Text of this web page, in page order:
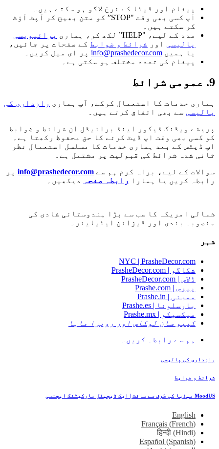
پیغام اور ڈیٹا کے نرخ لاگو ہو سکتے ہیں۔
آپ کسی بھی وقت "STOP” کو متن بھیج کر آپٹ آؤٹ
کر سکتے ہیں۔
مدد کے لیے، "HELP” لکھ کر، ہماری
پرائیویسی
پالیسی اور شرائط و ضوابط کے صفحات پر جائیں،
یا ہمیں info@prashedecor.com پر ای میل کریں۔
پیغام کی تعدد مختلف ہو سکتی ہے۔
9. عمومی شرائط
ہماری خدمات کا استعمال کرکے، آپ ہماری رازداری کی
پالیسی سے بھی اتفاق کرتے ہیں۔
پریشے ویڈنگ ڈیکور اینڈ برائیڈل ان شرائط و ضوابط
کو کسی بھی وقت اپ ڈیٹ کرنے کا حق محفوظ رکھتا ہے۔
اپ ڈیٹس کے بعد ہماری خدمات کا مسلسل استعمال نظر
ثانی شدہ شرائط کی قبولیت پر مشتمل ہے۔
سوالات کے لیے، براہ کرم ہم سے info@prashedecor.com پر
رابطہ کریں یا ہمارا
رابطہ صفحہ دیکھیں۔
شمالی امریکہ کا سب سے بڑا ہندوستانی شادی کی
منصوبہ بندی اور ڈیزائن ایٹیلیئر۔
شہر
NYC | PrasheDecor.com
شکاگو | PrasheDecor.com
ڈلاس | PrasheDecor.com
پیرس | Prashe.com
ممبئی | Prashe.in
بارسلونا | Prashe.es
میکسیکو | Prashe.mx
کیبو سان لوکاس اور رویرا مایا
ہم سے رابطہ کریں۔
رازداری کی پالیسی
شرائط و ضوابط
MoodUS میڈیا کی طرف سے سائٹ | ایک ڈیجیٹل مارکیٹنگ ایجنسی
English
Français (French)
हिन्दी (Hindi)
Español (Spanish)